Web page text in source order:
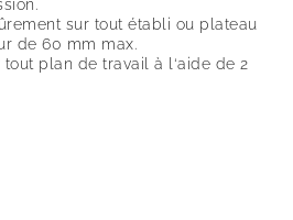
sur tout établi ou plateau
de 60 mm max.
plan de travail à l‘aide de 2